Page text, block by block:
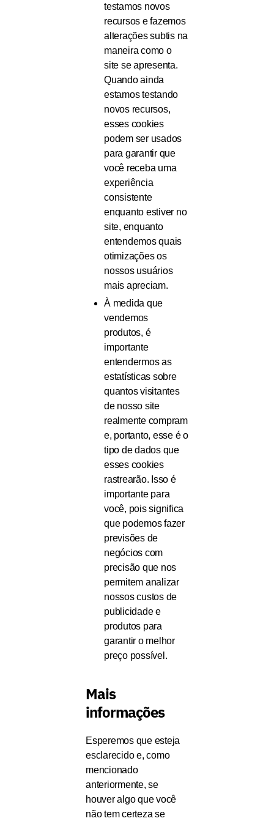
testamos novos
recursos e fazemos
alterações subtis na
maneira como o
site se apresenta.
Quando ainda
estamos testando
novos recursos,
esses cookies
podem ser usados ​​
para garantir que
você receba uma
experiência
consistente
enquanto estiver no
site, enquanto
entendemos quais
otimizações os
nossos usuários
mais apreciam.
À medida que
vendemos
produtos, é
importante
entendermos as
estatísticas sobre
quantos visitantes
de nosso site
realmente compram
e, portanto, esse é o
tipo de dados que
esses cookies
rastrearão. Isso é
importante para
você, pois significa
que podemos fazer
previsões de
negócios com
precisão que nos
permitem analizar
nossos custos de
publicidade e
produtos para
garantir o melhor
preço possível.
Mais
informações
Esperemos que esteja
esclarecido e, como
mencionado
anteriormente, se
houver algo que você
não tem certeza se